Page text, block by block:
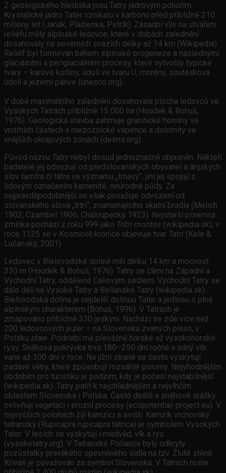
Z geologického hlediska jsou Tatry jádrovým pohořím.
Krystalické jádro Tater vznikalo v karbonu před přibližně 210
miliony let (Janák, Plašienka, Petrík). Zásadní vliv na utváření
reliéfu měly alpínské ledovce, které v dobách zalednění
dosahovaly na severních svazích délky až 14 km (Wikipedia).
Reliéf byl formován během alpínské orogeneze a následnými
glaciálními a periglaciálními procesy, které vytvořily typické
tvary – karové kotliny, údolí ve tvaru U, morény, soutěsková
údolí a jezerní pánve (unesco.org).
V době maximálního zalednění dosahovala plocha ledovců ve
Vysokých Tatrách přibližně 15 000 ha (Houdek & Bohuš,
1976). Geologická stavba zahrnuje granitické horniny ve
vnitřních částech a mezozoické vápence a dolomity ve
vnějších okrajových zónách (deims.org).
Původ názvu Tatrynebyl dosud jednoznačně objasněn. Někteří
badatelé jej odvozují od předslovanských obyvatel a árijských
slov tamtra či tâtra ve významu „tmavý“, jiní jej spojují s
lidovým označením kamenité, neúrodné půdy. Za
nejpravděpodobnější se však považuje odvození od
slovanského slova „trtri“, znamenajícího skalní bradla (Melich
1902; Czambel 1906; Chaloupecký 1923). Nejstarší písemná
zmínka pochází z roku 999 jako Tritri montes (wikipedia.sk), v
roce 1125 se v Kosmově kronice objevuje tvar Tatri (Kele &
Lučanský, 2001).
Ledovec v Bielovodské dolině měl délku 14 km a mocnost
330 m (Houdek & Bohuš, 1976). Tatry se člení na Západní a
Východní Tatry, oddělené Ľaliovým sedlem. Východní Tatry se
dále dělí na Vysoké Tatry a Belianské Tatry (wikipedia.sk).
Bielovodská dolina je nejdelší dolinou Tater a jedinou s plně
alpínským charakterem (Bohuš, 1996). V Tatrách je
zmapováno přibližně 330 jeskyní. Nachází se zde více než
200 ledovcových jezer – na Slovensku zvaných pleso, v
Polsku staw. Podnebí má převážně horské až vysokohorské
rysy. Sněhová pokrývka trvá 180–250 dní ročně a silný vítr
vane až 300 dní v roce. Na jižní straně se často vyskytují
padavé větry, které způsobují rozsáhlé polomy. Nejvhodnějším
obdobím pro turistiku je podzim, kdy je počasí nejstabilnější
(wikipedia.sk). Tatry patří k nejchladnějším a nejvlhčím
oblastem Slovenska i Polska. Časté deště a sněhové srážky
ovlivňují vegetaci i erozní procesy (ecopotential-project.eu). V
nejvyšších polohách žijí kamzíci a svišti. Kamzík vrchovský
tatranský (Rupicapra rupicapra tatrica) je symbolem Vysokých
Tater. V lesích se vyskytují i medvěd, vlk a rys
(vysoketatry.org). V Tatranské Poliance byly odkryty
pozůstatky pravěkého opevněného sídla na tzv. Žluté stěně.
Kriváň je považován za symbol Slovenska. V Tatrách roste